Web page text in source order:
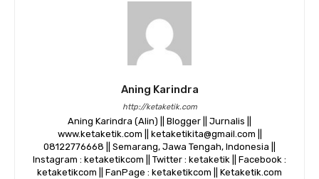
Aning Karindra
http://ketaketik.com
Aning Karindra (Alin) || Blogger || Jurnalis ||
www.ketaketik.com || ketaketikita@gmail.com ||
08122776668 || Semarang, Jawa Tengah, Indonesia ||
Instagram : ketaketikcom || Twitter : ketaketik || Facebook :
ketaketikcom || FanPage : ketaketikcom || Ketaketik.com